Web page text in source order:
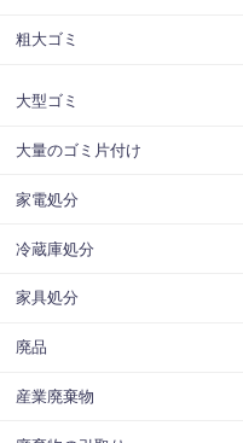
粗大ゴミ
大型ゴミ
大量のゴミ片付け
家電処分
冷蔵庫処分
家具処分
廃品
産業廃棄物